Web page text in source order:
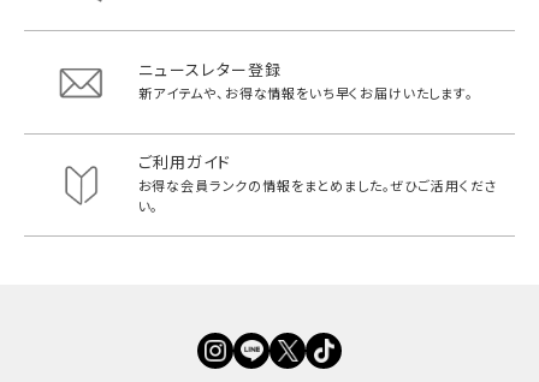
ニュースレター登録
新アイテムや、お得な情報をいち早く お届けいたします。
ご利用ガイド
お得な会員ランクの情報をまとめました。ぜひご活用くださ
い。